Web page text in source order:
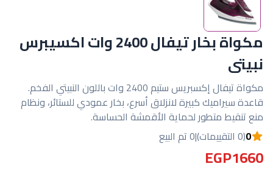
مكواة بخار تيفال 2400 وات اكسيبرس
نبيتى
مكواة تيفال إكسبريس ستيم 2400 وات باللون النبيتي الفخم.
قاعدة سيراميك كبيرة لانزلاق أسرع، بخار عمودي للستائر، ونظام
منع تنقيط متطور لحماية الأقمشة الحساسة.
0(0 التقييمات) |0 تم البيع
EGP1660